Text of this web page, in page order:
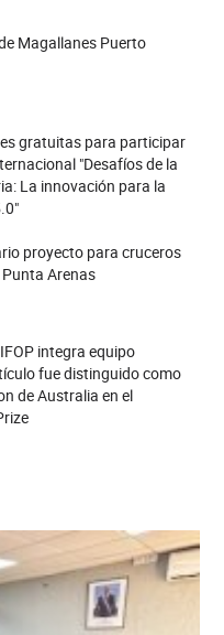
Magallanes Puerto
gratuitas para participar
"Desafíos de la
La innovación para la
proyecto para cruceros
Arenas
integra equipo
fue distinguido como
de Australia en el